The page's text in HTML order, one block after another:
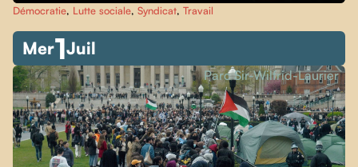
Démocratie, Lutte sociale, Syndicat, Travail
Mer1Juil
Parc Sir-Wilfrid-Laurier